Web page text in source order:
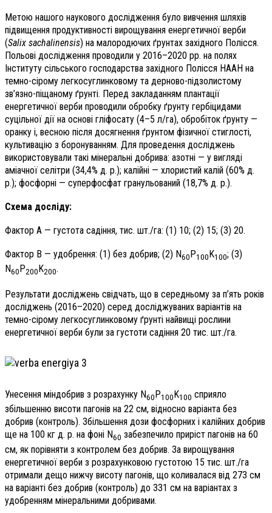
Метою нашого наукового дослідження було вивчення шляхів
підвищення продуктивності вирощування енергетичної верби
(Salix sachalinensis) на малородючих ґрунтах західного Полісся.
Польові дослідження проводили у 2016–2020 рр. на полях
Інституту сільського господарства західного Полісся НААН на
темно-сірому легкосуглинковому та дерново-підзолистому
зв’язно-піщаному ґрунті. Перед закладанням плантації
енергетичної верби проводили обробку ґрунту гербіцидами
суцільної дії на основі гліфосату (4–5 л/га), обробіток ґрунту —
оранку і, весною після досягнення ґрунтом фізичної стиглості,
культивацію з боронуванням. Для проведення досліджень
використовували такі мінеральні добрива: азотні — у вигляді
аміачної селітри (34,4% д. р.); калійні — хлористий калій (60% д.
р.); фосфорні — суперфосфат гранульований (18,7% д. р.).
Схема досліду:
Фактор А — густота садіння, тис. шт./га: (1) 10; (2) 15; (3) 20.
Фактор В — удобрення: (1) без добрив; (2) N60P100K100; (3)
N60P200K200.
Результати досліджень свідчать, що в середньому за п’ять років
досліджень (2016–2020) серед досліджуваних варіантів на
темно-сірому легкосуглинковому ґрунті найвищі рослини
енергетичної верби були за густоти садіння 20 тис. шт./га.
Унесення міндобрив з розрахунку N60 P100 K100 сприяло
збільшенню висоти пагонів на 22 см, відносно варіанта без
добрив (контроль). Збільшення дози фосфорних і калійних добрив
ще на 100 кг д. р. на фоні N60 забезпечило приріст пагонів на 60
см, як порівняти з контролем без добрив. За вирощування
енергетичної верби з розрахунковою густотою 15 тис. шт./га
отримали дещо нижчу висоту пагонів, що коливалася від 273 см
на варіанті без добрив (контроль) до 331 см на варіантах з
удобренням мінеральними добривами.